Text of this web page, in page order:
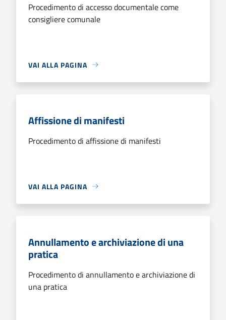
Procedimento di accesso documentale come
consigliere comunale
VAI ALLA PAGINA
Affissione di manifesti
Procedimento di affissione di manifesti
VAI ALLA PAGINA
Annullamento e archiviazione di una
pratica
Procedimento di annullamento e archiviazione di
una pratica